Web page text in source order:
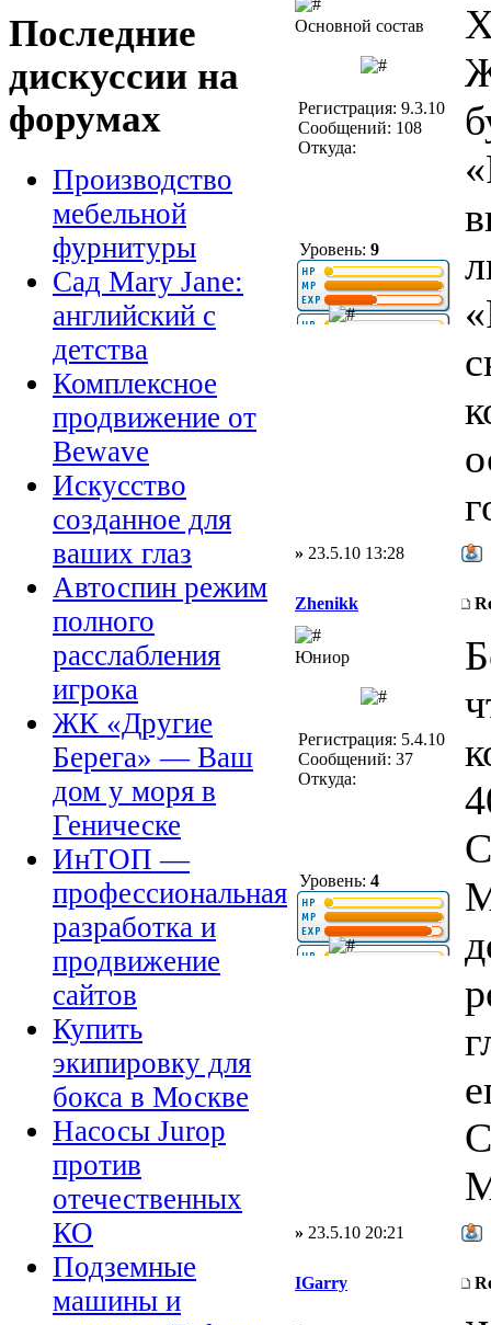
Последние
дискуссии на
форумах
Производство
мебельной
фурнитуры
Сад Mary Jane:
английский с
детства
Комплексное
продвижение от
Bewave
Искусство
созданное для
ваших глаз
Автоспин режим
полного
расслабления
игрока
ЖК «Другие
Берега» — Ваш
дом у моря в
Геническе
ИнТОП —
профессиональная
разработка и
продвижение
сайтов
Купить
экипировку для
бокса в Москве
Насосы Jurop
против
отечественных
КО
Подземные
машины и
Основной состав
Регистрация: 9.3.10
Сообщений: 108
Откуда:
Уровень: 9
» 23.5.10 13:28
Zhenikk
Юниор
Регистрация: 5.4.10
Сообщений: 37
Откуда:
Уровень: 4
» 23.5.10 20:21
IGarry